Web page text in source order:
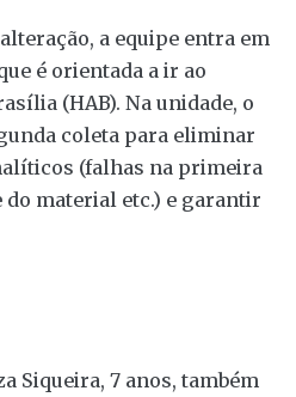
a equipe entra em
é orientada a ir ao
(HAB). Na unidade, o
coleta para eliminar
(falhas na primeira
material etc.) e garantir
Siqueira, 7 anos, também